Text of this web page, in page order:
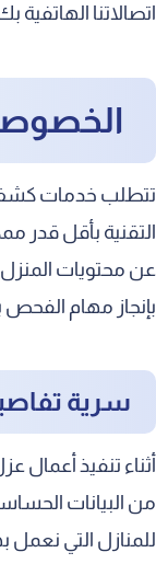
اتصالاتنا
تتطلب خدمات كشف
التقنية بأقل قدر
عن محتويات
بإنجاز مهام
سرية
أثناء تنفيذ أعمال
من البيانات
للمنازل التي نعمل